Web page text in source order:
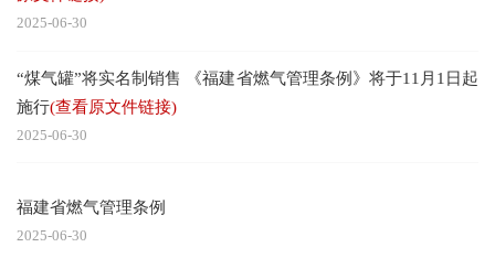
2025-06-30
“煤气罐”将实名制销售 《福建省燃气管理条例》将于11月1日起
施行(查看原文件链接)
2025-06-30
福建省燃气管理条例
2025-06-30